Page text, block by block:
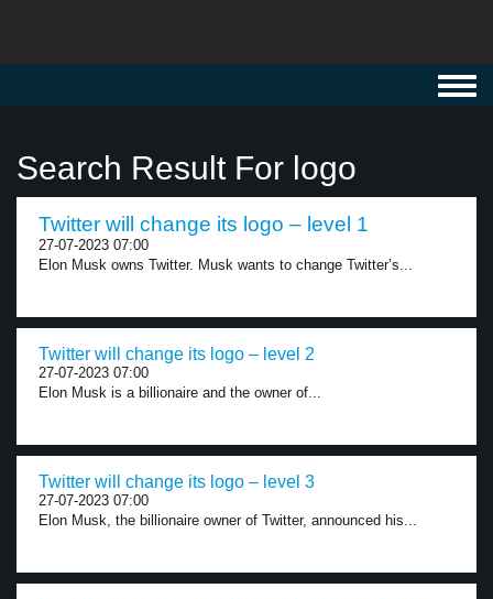
Search Result For logo
Twitter will change its logo – level 1
27-07-2023 07:00
Elon Musk owns Twitter. Musk wants to change Twitter’s...
Twitter will change its logo – level 2
27-07-2023 07:00
Elon Musk is a billionaire and the owner of...
Twitter will change its logo – level 3
27-07-2023 07:00
Elon Musk, the billionaire owner of Twitter, announced his...